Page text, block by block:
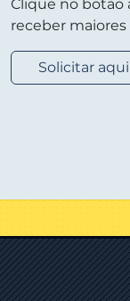
Clique no botão
receber maiores
Solicitar aqui